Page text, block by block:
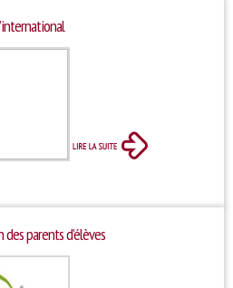
des parents d’élèves